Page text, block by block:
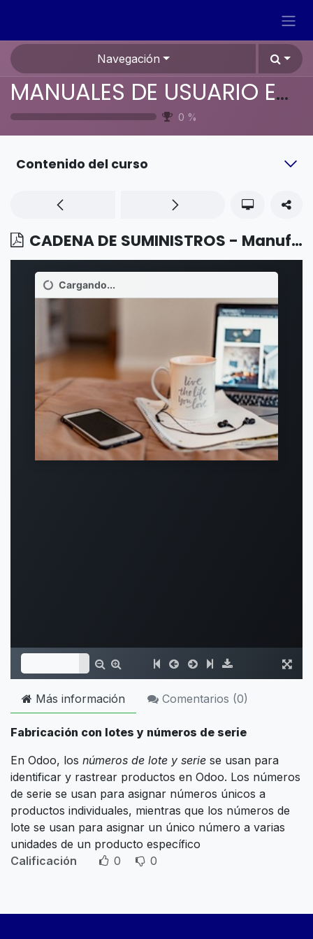
Navegación
MANUALES DE USUARIO EN ESPAÑOL ODOO 19
0 %
Contenido del curso
CADENA DE SUMINISTROS - Manufactura - Fabricación con lotes y números de serie
Más información Comentarios (0)
Fabricación con lotes y números de serie
En Odoo, los números de lote y serie se usan para
identificar y rastrear productos en Odoo. Los números
de serie se usan para asignar números únicos a
productos individuales, mientras que los números de
lote se usan para asignar un único número a varias
unidades de un producto específico
Calificación
0 0